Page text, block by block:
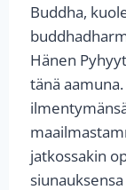
Buddha,
Hänen
tänä
jatkossakin